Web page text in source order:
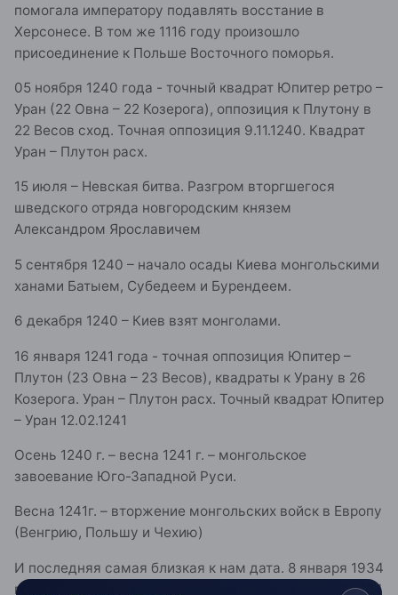
помогала императору подавлять восстание в
Херсонесе. В том же 1116 году произошло
присоединение к Польше Восточного поморья.
05 ноября 1240 года - точный квадрат Юпитер ретро –
Уран (22 Овна – 22 Козерога), оппозиция к Плутону в
22 Весов сход. Точная оппозиция 9.11.1240. Квадрат
Уран – Плутон расх.
15 июля – Невская битва. Разгром вторгшегося
шведского отряда новгородским князем
Александром Ярославичем
5 сентября 1240 – начало осады Киева монгольскими
ханами Батыем, Субедеем и Бурендеем.
6 декабря 1240 – Киев взят монголами.
16 января 1241 года - точная оппозиция Юпитер –
Плутон (23 Овна – 23 Весов), квадраты к Урану в 26
Козерога. Уран – Плутон расх. Точный квадрат Юпитер
– Уран 12.02.1241
Осень 1240 г. – весна 1241 г. – монгольское
завоевание Юго-Западной Руси.
Весна 1241г. – вторжение монгольских войск в Европу
(Венгрию, Польшу и Чехию)
И последняя самая близкая к нам дата. 8 января 1934
года. 5.02.1934 – точный квадрат Юпитер – Плутон (24